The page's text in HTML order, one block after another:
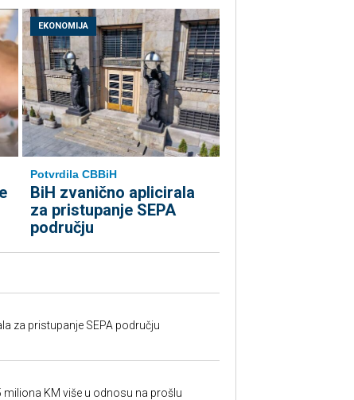
EKONOMIJA
Potvrdila CBBiH
BiH zvanično aplicirala
za pristupanje SEPA
području
za pristupanje SEPA području
miliona KM više u odnosu na prošlu